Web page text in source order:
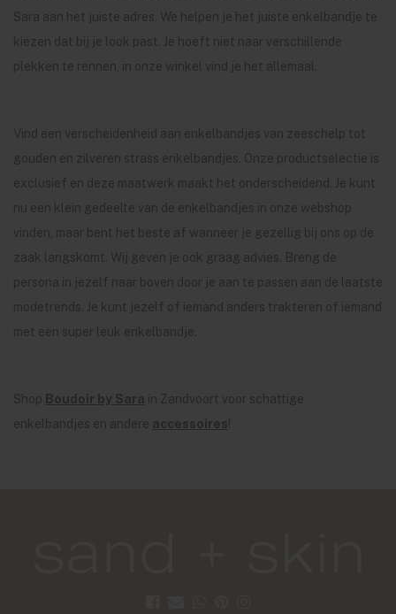
Sara aan het juiste adres. We helpen je het juiste enkelbandje te
kiezen dat bij je look past. Je hoeft niet naar verschillende
plekken te rennen, in onze winkel vind je het allemaal.
Vind een verscheidenheid aan enkelbandjes van zeeschelp tot
gouden en zilveren strass enkelbandjes. Onze productselectie is
exclusief en deze maatwerk maakt het onderscheidend. Je kunt
nu een klein gedeelte van de enkelbandjes in onze webshop
vinden, maar bent het beste af wanneer je gezellig bij ons op de
zaak langskomt. Wij geven je ook graag advies. Breng de
persona in jezelf naar boven door je aan te passen aan de laatste
modetrends. Je kunt jezelf of iemand anders trakteren of iemand
met een super leuk enkelbandje.
Shop Boudoir by Sara in Zandvoort voor schattige
enkelbandjes en andere accessoires!